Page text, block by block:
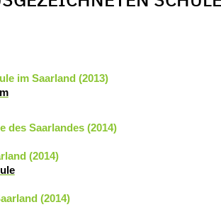
im Saarland (2013)
des Saarlandes (2014)
(2014)
(2014)